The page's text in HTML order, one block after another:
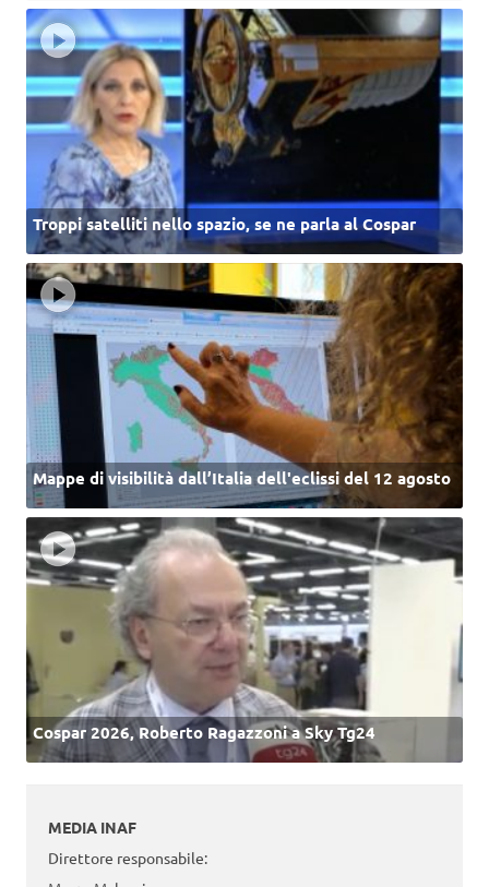
Troppi satelliti nello spazio, se ne parla al Cospar
Mappe di visibilità dall’Italia dell'eclissi del 12 agosto
Cospar 2026, Roberto Ragazzoni a Sky Tg24
MEDIA INAF
Direttore responsabile: